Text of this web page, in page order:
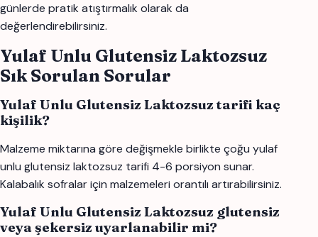
günlerde pratik atıştırmalık olarak da
değerlendirebilirsiniz.
Yulaf Unlu Glutensiz Laktozsuz
Sık Sorulan Sorular
Yulaf Unlu Glutensiz Laktozsuz tarifi kaç
kişilik?
Malzeme miktarına göre değişmekle birlikte çoğu yulaf
unlu glutensiz laktozsuz tarifi 4-6 porsiyon sunar.
Kalabalık sofralar için malzemeleri orantılı artırabilirsiniz.
Yulaf Unlu Glutensiz Laktozsuz glutensiz
veya şekersiz uyarlanabilir mi?